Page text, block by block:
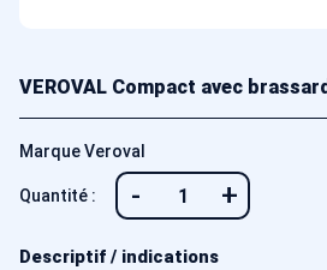
VEROVAL Compact avec
Marque Veroval
Quantité : - +
Descriptif / indications